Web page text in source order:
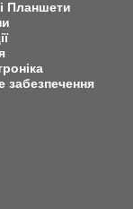
Планшети
забезпечення